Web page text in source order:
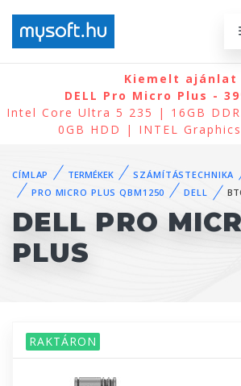
Kiemelt ajánlat
DELL Pro Micro Plus -
Intel Core Ultra 5 235 | 16GB
0GB HDD | INTEL
CÍMLAP TERMÉKEK SZÁMÍTÁSTECHNIKA
PRO MICRO PLUS QBM1250
DELL
DELL PRO
PLUS
RAKTÁRON